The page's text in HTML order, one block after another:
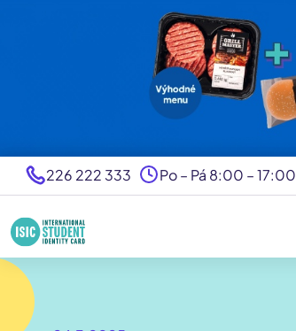
226 222 333 Po – Pá 8:00 – 17:00